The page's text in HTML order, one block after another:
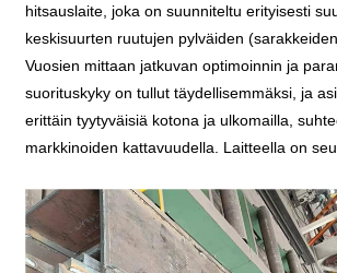
hitsauslaite, joka on suunniteltu erityisesti
keskisuurten ruutujen pylväiden
Vuosien mittaan jatkuvan optimoinnin ja
suorituskyky on tullut täydellisemmäksi, ja
erittäin tyytyväisiä kotona ja ulkomailla,
markkinoiden kattavuudella. Laitteella on